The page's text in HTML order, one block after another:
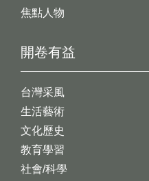
開卷有益
台灣采風
生活藝術
文化歷史
教育學習
社會/科學
焦點人物